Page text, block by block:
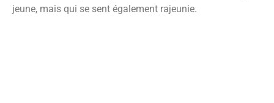
jeune, mais qui se sent également rajeunie.